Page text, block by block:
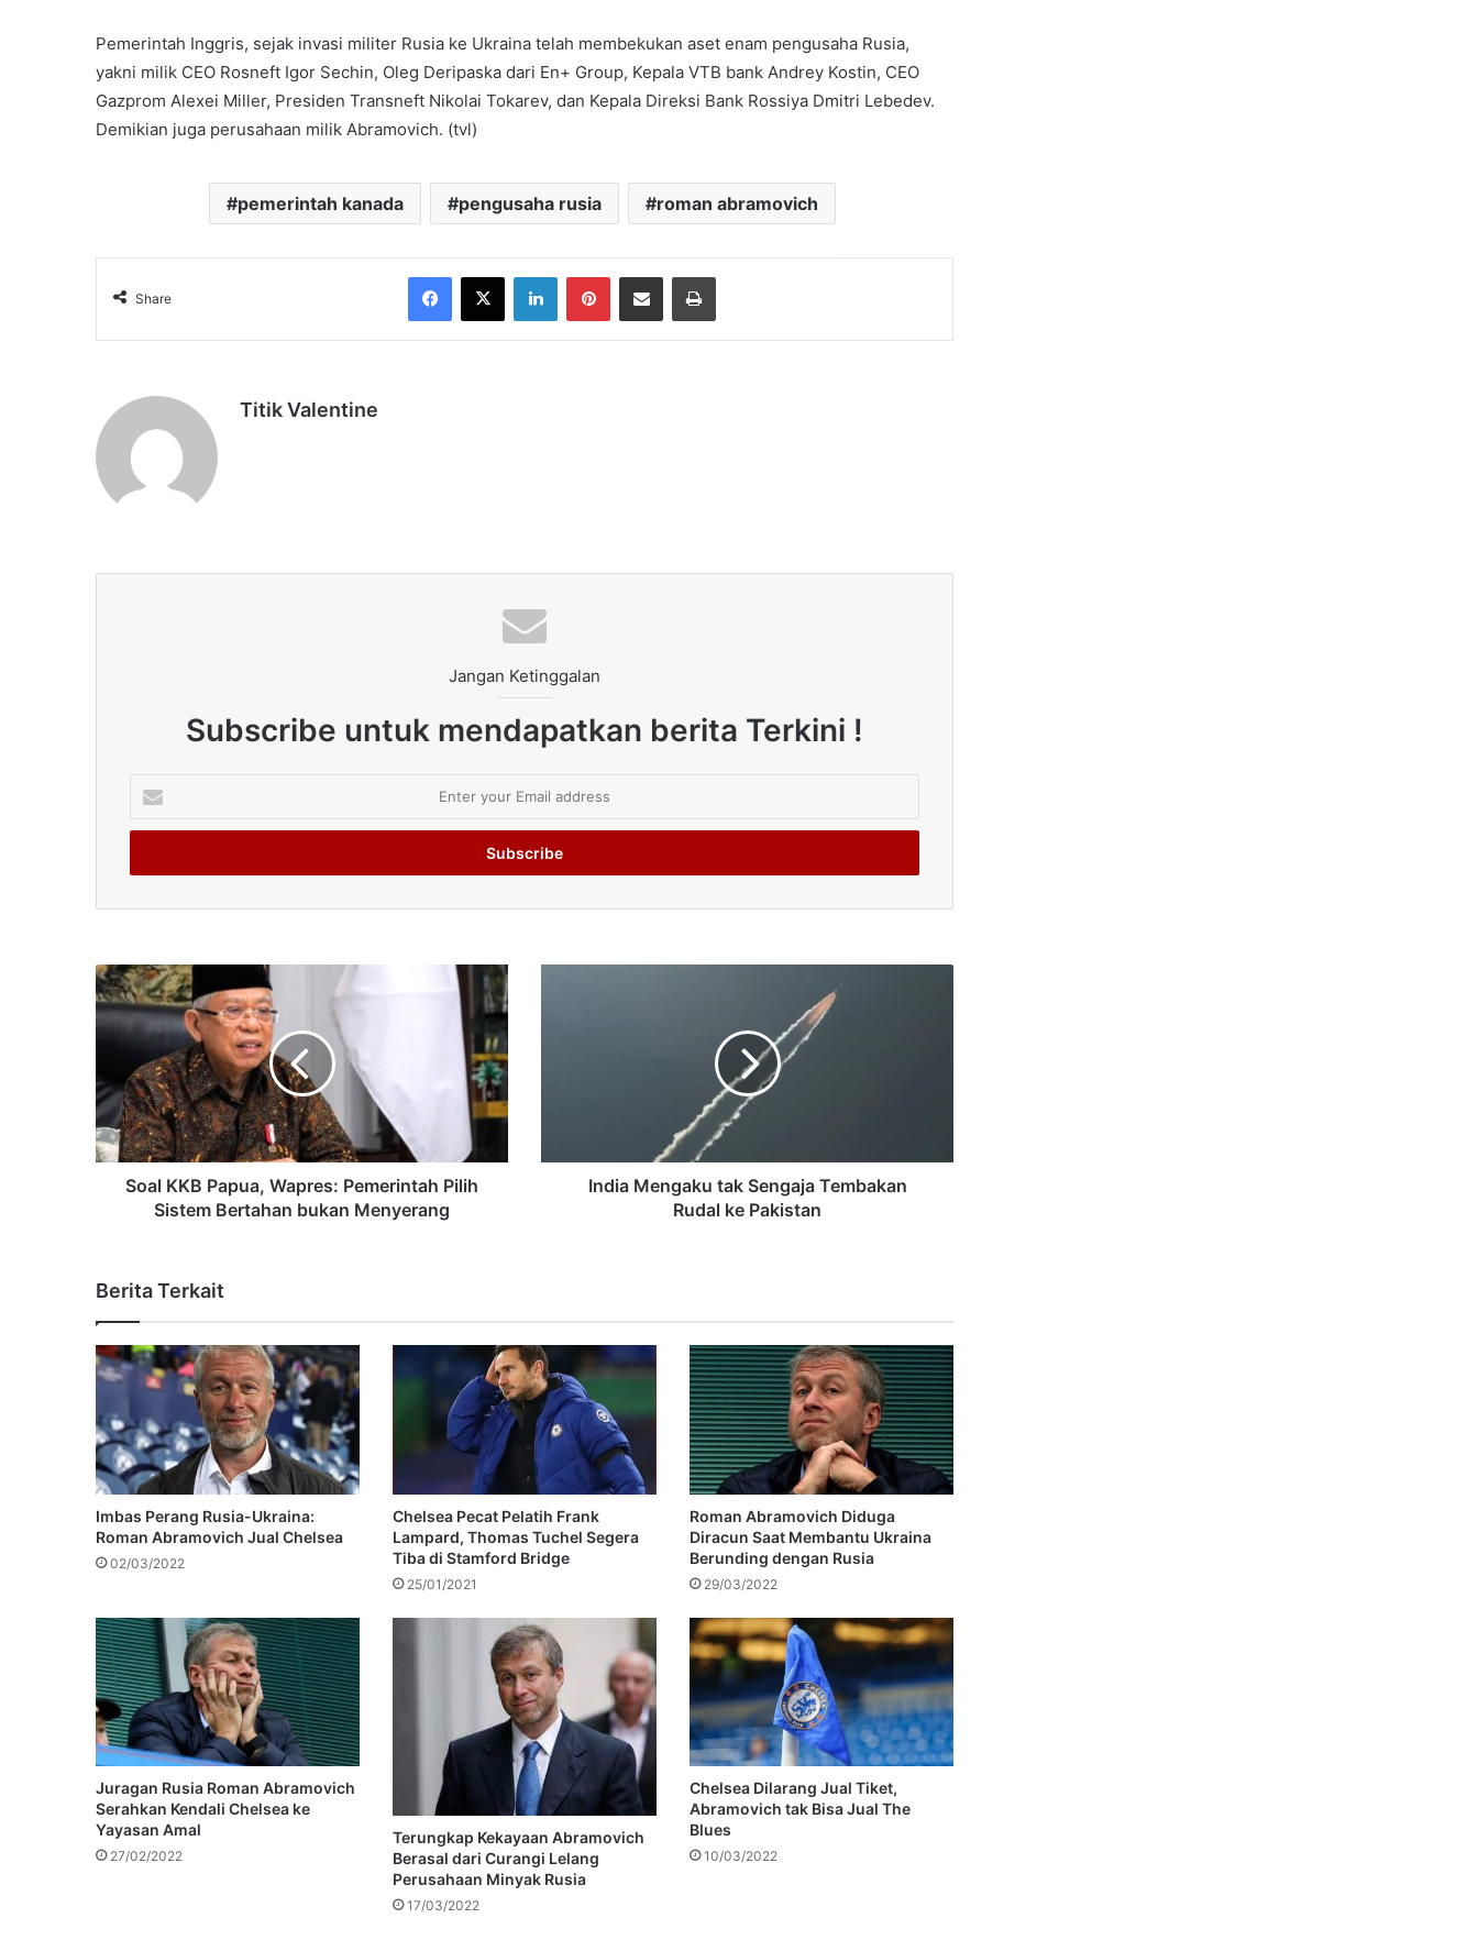
Pemerintah Inggris, sejak invasi militer Rusia ke Ukraina telah membekukan aset enam pengusaha Rusia,
yakni milik CEO Rosneft Igor Sechin, Oleg Deripaska dari En+ Group, Kepala VTB bank Andrey Kostin, CEO
Gazprom Alexei Miller, Presiden Transneft Nikolai Tokarev, dan Kepala Direksi Bank Rossiya Dmitri Lebedev.
Demikian juga perusahaan milik Abramovich. (tvl)
pemerintah kanada pengusaha rusia roman abramovich
Share
Facebook
X LinkedInPinterestShare via Email Print
Titik Valentine
Jangan Ketinggalan
Subscribe untuk mendapatkan berita Terkini !
your
Email
Soal KKB Papua, Wapres: Pemerintah Pilih
Sistem Bertahan bukan Menyerang
India Mengaku tak Sengaja Tembakan
Rudal ke Pakistan
Berita Terkait
Imbas Perang Rusia-Ukraina:
Roman Abramovich Jual Chelsea
02/03/2022
Chelsea Pecat Pelatih Frank
Lampard, Thomas Tuchel Segera
Tiba di Stamford Bridge
25/01/2021
Roman Abramovich Diduga
Diracun Saat Membantu Ukraina
Berunding dengan Rusia
29/03/2022
Juragan Rusia Roman Abramovich
Serahkan Kendali Chelsea ke
Yayasan Amal
27/02/2022
Terungkap Kekayaan Abramovich
Berasal dari Curangi Lelang
Perusahaan Minyak Rusia
17/03/2022
Chelsea Dilarang Jual Tiket,
Abramovich tak Bisa Jual The
Blues
10/03/2022